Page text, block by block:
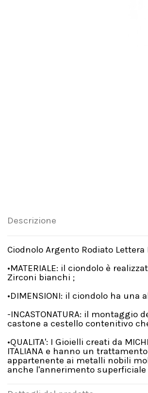
Descrizione
Ciodnolo Argento Rodiato Lettera
•MATERIALE: il ciondolo è
Zirconi bianchi ;
•DIMENSIONI: il ciondolo ha
-INCASTONATURA: il
castone a cestello contenitivo
•QUALITA': I Gioielli creati da
ITALIANA e hanno un
appartenente ai metalli nobili
anche l'annerimento